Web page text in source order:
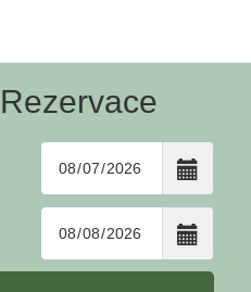
Rezervace